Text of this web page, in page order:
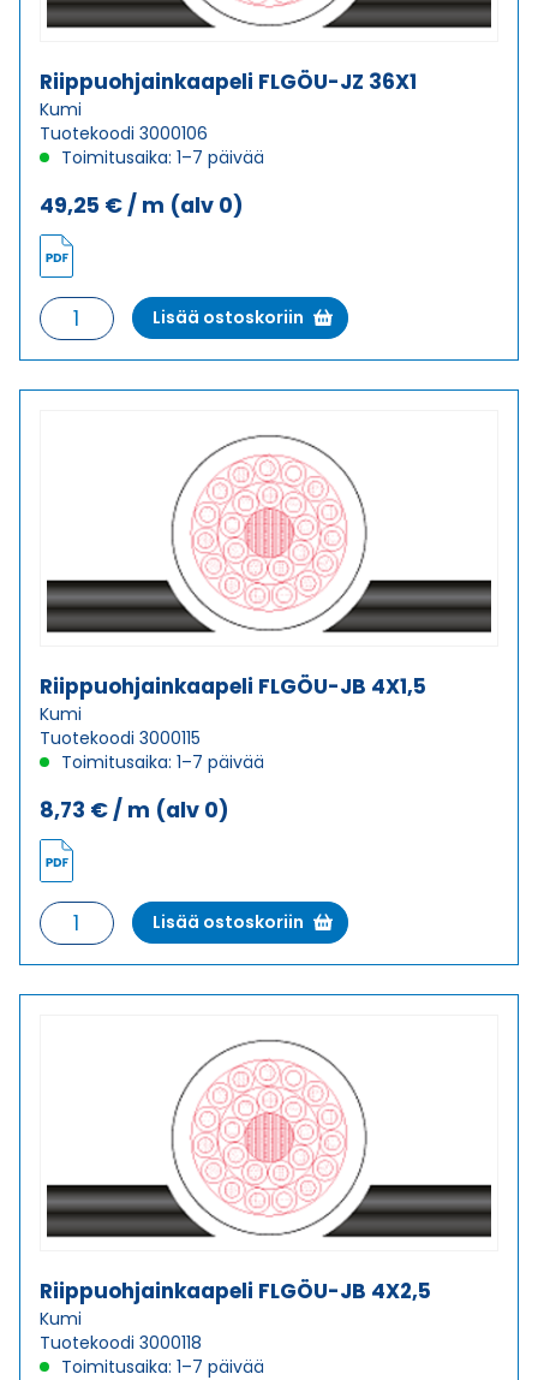
Riippuohjainkaapeli FLGÖU-JZ 36X1
Kumi
Tuotekoodi 3000106
Toimitusaika: 1–7 päivää
49,25 € / m (alv 0)
Riippuohjainkaapeli
FLGÖU-
JZ
Lisää ostoskoriin
Riippuohjainkaapeli FLGÖU-JB 4X1,5
Kumi
Tuotekoodi 3000115
Toimitusaika: 1–7 päivää
8,73 € / m (alv 0)
Riippuohjainkaapeli
FLGÖU-
JB
Lisää ostoskoriin
Riippuohjainkaapeli FLGÖU-JB 4X2,5
Kumi
Tuotekoodi 3000118
Toimitusaika: 1–7 päivää